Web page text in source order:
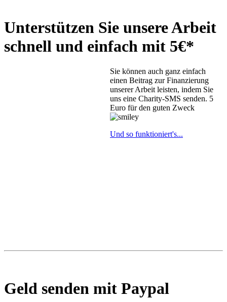
Unterstützen Sie unsere Arbeit
schnell und einfach mit 5€*
Sie können auch ganz einfach
einen Beitrag zur Finanzierung
unserer Arbeit leisten, indem Sie
uns eine Charity-SMS senden. 5
Euro für den guten Zweck
Und so funktioniert's...
Geld senden mit Paypal